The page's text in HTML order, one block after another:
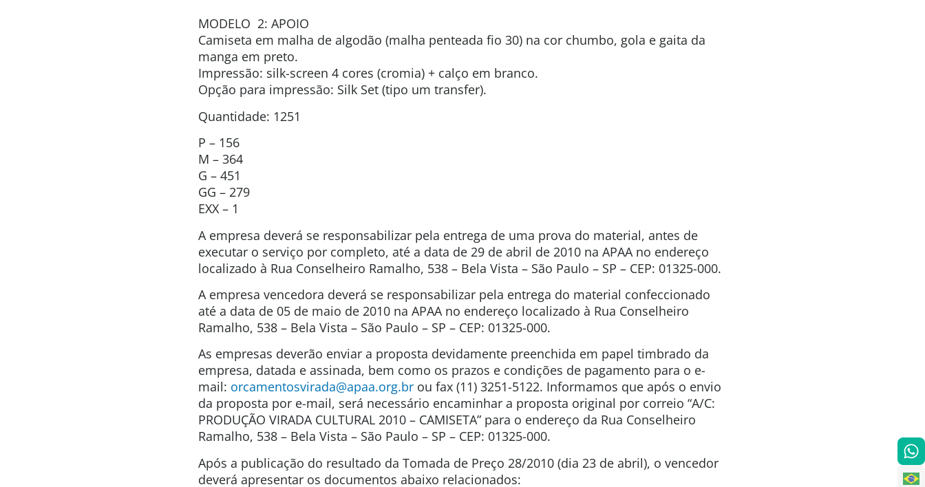
MODELO 2: APOIO
Camiseta em malha de algodão (malha penteada fio 30) na cor chumbo, gola e gaita da
manga em preto.
Impressão: silk-screen 4 cores (cromia) + calço em branco.
Opção para impressão: Silk Set (tipo um transfer).
Quantidade: 1251
P – 156
M – 364
G – 451
GG – 279
EXX – 1
A empresa deverá se responsabilizar pela entrega de uma prova do material, antes de
executar o serviço por completo, até a data de 29 de abril de 2010 na APAA no endereço
localizado à Rua Conselheiro Ramalho, 538 – Bela Vista – São Paulo – SP – CEP: 01325-000.
A empresa vencedora deverá se responsabilizar pela entrega do material confeccionado
até a data de 05 de maio de 2010 na APAA no endereço localizado à Rua Conselheiro
Ramalho, 538 – Bela Vista – São Paulo – SP – CEP: 01325-000.
As empresas deverão enviar a proposta devidamente preenchida em papel timbrado da
empresa, datada e assinada, bem como os prazos e condições de pagamento para o e-
mail: orcamentosvirada@apaa.org.br ou fax (11) 3251-5122. Informamos que após o envio
da proposta por e-mail, será necessário encaminhar a proposta original por correio “A/C:
PRODUÇÃO VIRADA CULTURAL 2010 – CAMISETA” para o endereço da Rua Conselheiro
Ramalho, 538 – Bela Vista – São Paulo – SP – CEP: 01325-000.
Após a publicação do resultado da Tomada de Preço 28/2010 (dia 23 de abril), o vencedor
deverá apresentar os documentos abaixo relacionados: